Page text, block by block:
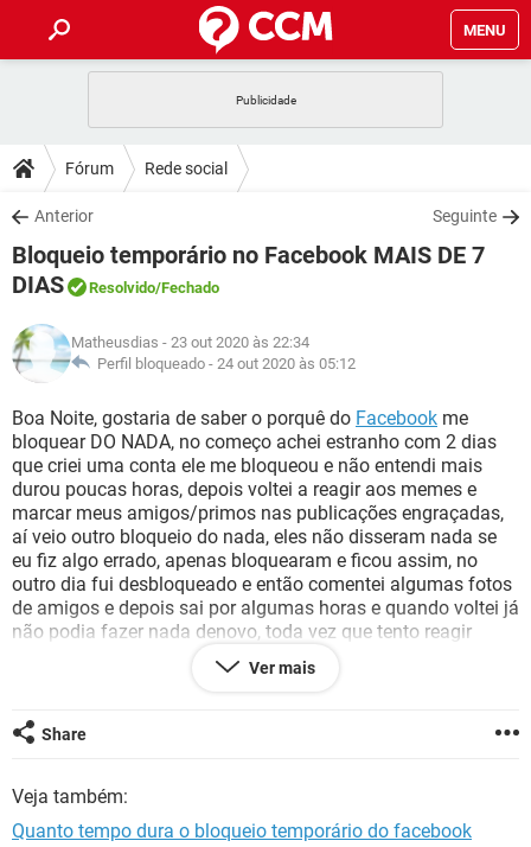
MENU
CELULAR
OUTLOOK
INSTAGRAM GMAIL
GUIA DE COMPRAS
DICAS
JOGOS
OUTLOOK
GUIA DE COMPRAS
DOWNLOADS
JOGOS WHATSAPP
CELULAR
OUTLOOK EXCEL
INSTAGRAM
GUIA DE COMPRAS
FÓRUM
CELULAR FACEBOOK
INSTAGRAM GMAIL
GUIA DE COMPRAS
GLOSSÁRIO
JOGOS
CELULAR FACEBOOK
OUTLOOK EXCEL
INSTAGRAM GMAIL
GUIA DE COMPRAS
Fórum Rede social
Anterior Seguinte
Bloqueio temporário no Facebook MAIS DE 7
DIAS
Resolvido/Fechado
Matheusdias - 23 out 2020 às 22:34
Perfil bloqueado - 24 out 2020 às 05:12
Boa Noite, gostaria de saber o porquê do Facebook me
bloquear DO NADA, no começo achei estranho com 2 dias
que criei uma conta ele me bloqueou e não entendi mais
durou poucas horas, depois voltei a reagir aos memes e
marcar meus amigos/primos nas publicações engraçadas,
aí veio outro bloqueio do nada, eles não disseram nada se
eu fiz algo errado, apenas bloquearam e ficou assim, no
outro dia fui desbloqueado e então comentei algumas fotos
de amigos e depois sai por algumas horas e quando voltei já
não podia fazer nada denovo, toda vez que tento reagir
aparece "você está temporariamente bloqueado de executar
essa ação", e nem vem falar que é porque comentei muitas
isso com muito mais frequência e nunca fui bloqueado, já
tentei entrar em contato com suporte mais como já é
sua situação, já tô de saco cheio de passar por isso..... não
faz sentido, HA MAIS DE 7 DIAS e nada
Ver mais
Share
Veja também:
Quanto tempo dura o bloqueio temporário do facebook